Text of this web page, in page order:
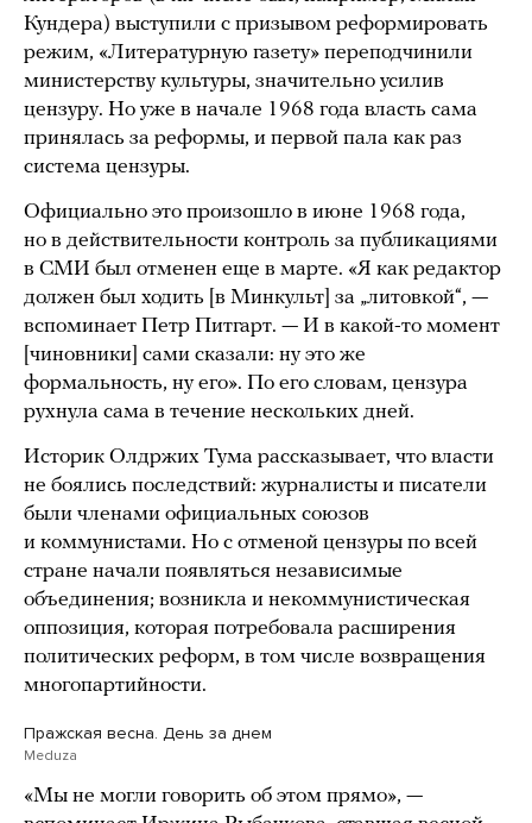
Кундера) выступили с призывом реформировать
режим, «Литературную газету» переподчинили
министерству культуры, значительно усилив
цензуру. Но уже в начале 1968 года власть сама
принялась за реформы, и первой пала как раз
система цензуры.
Официально это произошло в июне 1968 года,
но в действительности контроль за публикациями
в СМИ был отменен еще в марте. «Я как редактор
должен был ходить [в Минкульт] за „литовкой“, —
вспоминает Петр Питгарт. — И в какой-то момент
[чиновники] сами сказали: ну это же
формальность, ну его». По его словам, цензура
рухнула сама в течение нескольких дней.
Историк Олдржих Тума рассказывает, что власти
не боялись последствий: журналисты и писатели
были членами официальных союзов
и коммунистами. Но с отменой цензуры по всей
стране начали появляться независимые
объединения; возникла и некоммунистическая
оппозиция, которая потребовала расширения
политических реформ, в том числе возвращения
многопартийности.
Пражская весна. День за днем
Meduza
«Мы не могли говорить об этом прямо», —